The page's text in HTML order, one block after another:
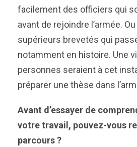
facilement des officiers qui
avant de rejoindre l’armée.
supérieurs brevetés qui
notamment en histoire. Une
personnes seraient à cet
préparer une thèse dans
Avant d’essayer de
votre travail, pouvez-vous
parcours ?